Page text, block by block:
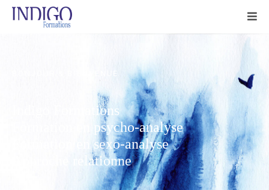
Indigo Formations
Formation en psycho-analyse
Formation en sexo-analyse
relationnelle|